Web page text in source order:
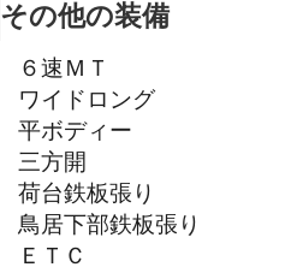
その他の装備
６速ＭＴ
ワイドロング
平ボディー
三方開
荷台鉄板張り
鳥居下部鉄板張り
ＥＴＣ